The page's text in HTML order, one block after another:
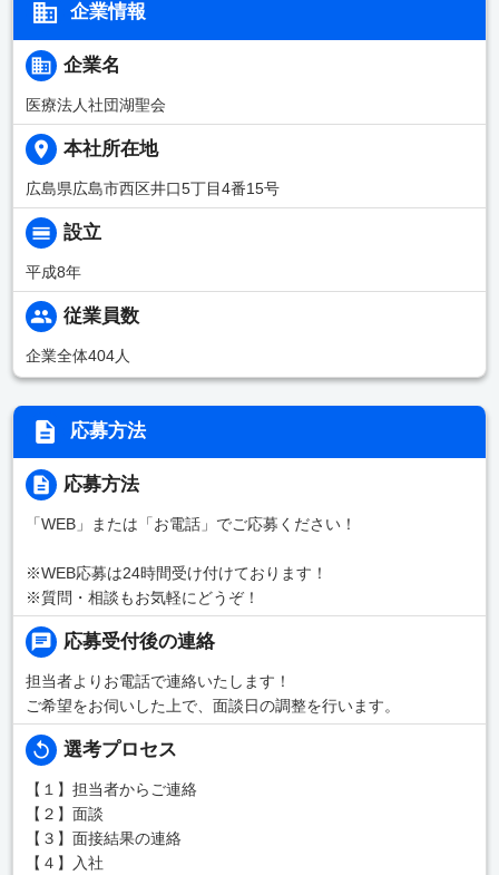
企業情報
企業名
医療法人社団湖聖会
本社所在地
広島県広島市西区井口5丁目4番15号
設立
平成8年
従業員数
企業全体404人
応募方法
応募方法
「WEB」または「お電話」でご応募ください！
※WEB応募は24時間受け付けております！
※質問・相談もお気軽にどうぞ！
応募受付後の連絡
担当者よりお電話で連絡いたします！
ご希望をお伺いした上で、面談日の調整を行います。
選考プロセス
【１】担当者からご連絡
【２】面談
【３】面接結果の連絡
【４】入社